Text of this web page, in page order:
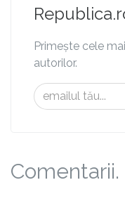
Primește cele
autorilor.